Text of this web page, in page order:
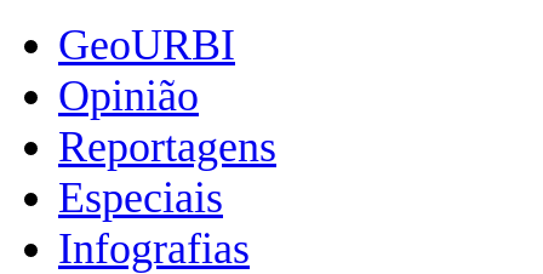
GeoURBI
Opinião
Reportagens
Especiais
Infografias